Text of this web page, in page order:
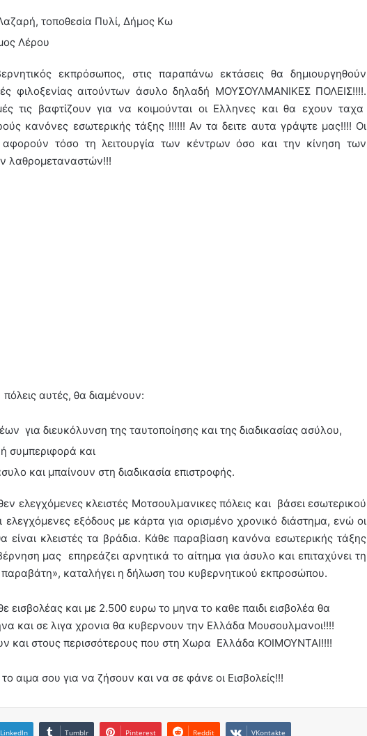
τοποθεσία Πυλί, Δήμος Κω
Λέρου
εκπρόσωπος, στις παραπάνω εκτάσεις θα δημιουργηθούν
φιλοξενίας αιτούντων άσυλο δηλαδή ΜΟΥΣΟΥΛΜΑΝΙΚΕΣ ΠΟΛΕΙΣ!!!!.
τις βαφτίζουν για να κοιμούνται οι Ελληνες και θα εχουν ταχα
κανόνες εσωτερικής τάξης !!!!!! Αν τα δειτε αυτα γράψτε μας!!!! Οι
τόσο τη λειτουργία των κέντρων όσο και την κίνηση των
λαθρομεταναστών!!!
αυτές, θα διαμένουν:
για διευκόλυνση της ταυτοποίησης και της διαδικασίας ασύλου,
συμπεριφορά και
και μπαίνουν στη διαδικασία επιστροφής.
ελεγχόμενες κλειστές Μοτσουλμανικες πόλεις και βάσει εσωτερικού
ελεγχόμενες εξόδους με κάρτα για ορισμένο χρονικό διάστημα, ενώ οι
είναι κλειστές τα βράδια. Κάθε παραβίαση κανόνα εσωτερικής τάξης
μας επηρεάζει αρνητικά το αίτημα για άσυλο και επιταχύνει τη
παραβάτη», καταλήγει η δήλωση του κυβερνητικού εκπροσώπου.
και με 2.500 ευρω το μηνα το καθε παιδι εισβολέα θα
και σε λιγα χρονια θα κυβερνουν την Ελλάδα Μουσουλμανοι!!!!
και στους περισσότερους που στη Χωρα Ελλάδα ΚΟΙΜΟΥΝΤΑΙ!!!!
αιμα σου για να ζήσουν και να σε φάνε οι Εισβολείς!!!
LinkedIn Tumblr Pinterest Reddit VKontakte